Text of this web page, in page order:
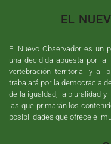
EL
El Nuevo Observador es un
una decidida apuesta por la
vertebración territorial y al
trabajará por la democracia
de la igualdad, la pluralidad
las que primarán los
posibilidades que ofrece el